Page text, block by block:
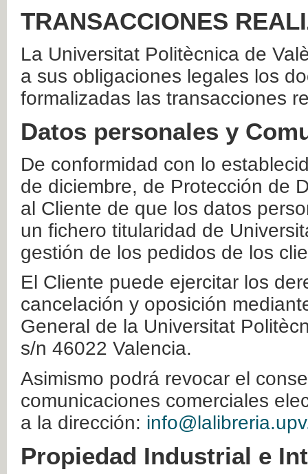
TRANSACCIONES
La Universitat Politècnica de
a sus obligaciones legales los
formalizadas las transacciones
Datos personales y
De conformidad con lo
de diciembre, de Protección de
al Cliente de que los datos
un fichero titularidad de
gestión de los pedidos de los
El Cliente puede ejercitar los
cancelación y oposición
General de la Universitat
s/n 46022 Valencia.
Asimismo podrá revocar el
comunicaciones comerciales
a la dirección:
Propiedad Industrial e